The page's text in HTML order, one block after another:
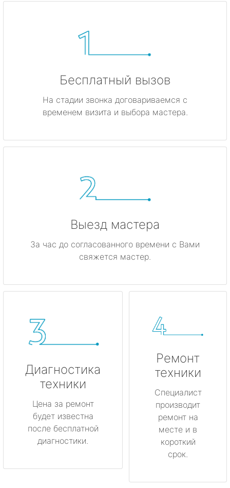
Бесплатный вызов
На стадии звонка договариваемся с
временем визита и выбора мастера.
Выезд мастера
За час до согласованного времени с Вами
свяжется мастер.
Диагностика
техники
Цена за ремонт
будет известна
после бесплатной
диагностики.
Ремонт
техники
Специалист
производит
ремонт на
месте и в
короткий
срок.